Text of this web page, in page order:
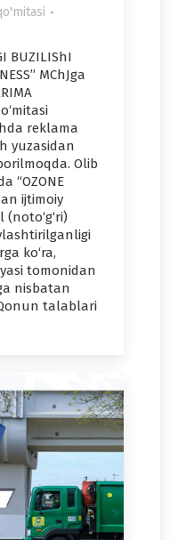
BUZILIShI
MChJga
reklama
yuzasidan
Olib
“OZONE
ijtimoiy
ko‘ra,
tomonidan
nisbatan
Qonun talablari